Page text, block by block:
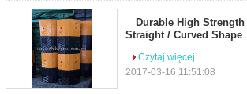
Durable High
Straight / Curved Shape
Czytaj więcej
2017-03-16 11:51:08